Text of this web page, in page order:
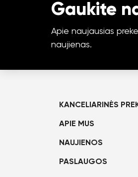
Gaukite
Apie naujausias
naujienas.
KANCELIARINĖS
APIE MUS
NAUJIENOS
PASLAUGOS